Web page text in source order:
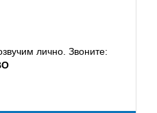
лично. Звоните: